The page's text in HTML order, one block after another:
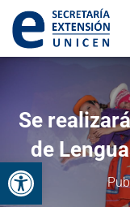
Abrir
Se
de